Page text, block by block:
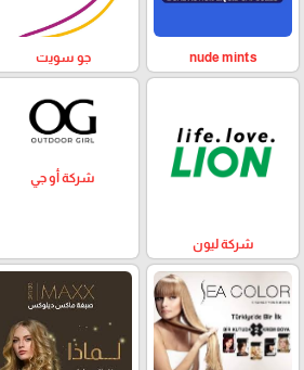
nude mints جو سويت
شركة ليون
شركة أو جي